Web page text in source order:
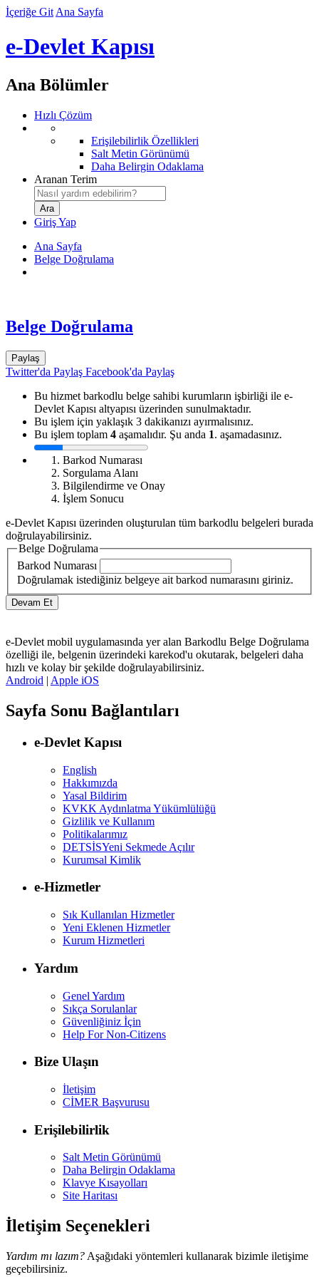
İçeriğe Git Ana Sayfa
e-Devlet Kapısı
Ana Bölümler
Hızlı Çözüm
Erişilebilirlik Özellikleri
Salt Metin Görünümü
Daha Belirgin Odaklama
Aranan Terim
Giriş Yap
Ana Sayfa
Belge Doğrulama
Belge Doğrulama
Paylaş
Twitter'da Paylaş Facebook'da Paylaş
Bu hizmet barkodlu belge sahibi kurumların işbirliği ile e-
Devlet Kapısı altyapısı üzerinden sunulmaktadır.
Bu işlem için yaklaşık 3 dakikanızı ayırmalısınız.
Bu işlem toplam 4 aşamalıdır. Şu anda 1. aşamadasınız.
Barkod Numarası
Sorgulama Alanı
Bilgilendirme ve Onay
İşlem Sonucu
e-Devlet Kapısı üzerinden oluşturulan tüm barkodlu belgeleri burada
doğrulayabilirsiniz.
Belge Doğrulama
Barkod Numarası
Doğrulamak istediğiniz belgeye ait barkod numarasını giriniz.
e-Devlet mobil uygulamasında yer alan Barkodlu Belge Doğrulama
özelliği ile, belgenin üzerindeki karekod'u okutarak, belgeleri daha
hızlı ve kolay bir şekilde doğrulayabilirsiniz.
Android | Apple iOS
Sayfa Sonu Bağlantıları
e-Devlet Kapısı
English
Hakkımızda
Yasal Bildirim
KVKK Aydınlatma Yükümlülüğü
Gizlilik ve Kullanım
Politikalarımız
DETSİSYeni Sekmede Açılır
Kurumsal Kimlik
e-Hizmetler
Sık Kullanılan Hizmetler
Yeni Eklenen Hizmetler
Kurum Hizmetleri
Yardım
Genel Yardım
Sıkça Sorulanlar
Güvenliğiniz İçin
Help For Non-Citizens
Bize Ulaşın
İletişim
CİMER Başvurusu
Erişilebilirlik
Salt Metin Görünümü
Daha Belirgin Odaklama
Klavye Kısayolları
Site Haritası
İletişim Seçenekleri
Yardım mı lazım? Aşağıdaki yöntemleri kullanarak bizimle iletişime
geçebilirsiniz.